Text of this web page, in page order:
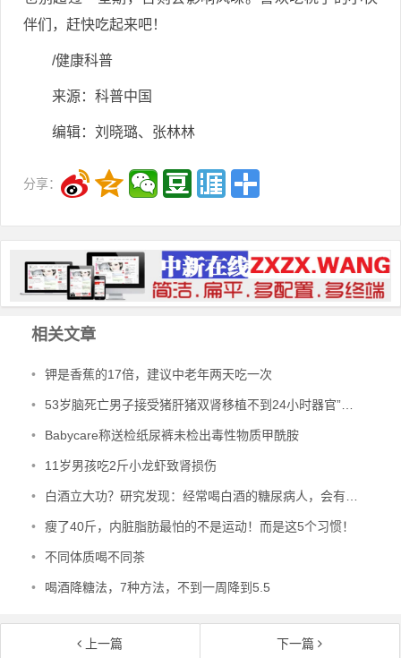
伴们，赶快吃起来吧！
/健康科普
来源：科普中国
编辑：刘晓璐、张林林
分享：
相关文章
• 钾是香蕉的17倍，建议中老年两天吃一次
• 53岁脑死亡男子接受猪肝猪双肾移植不到24小时器官”开始工作”
• Babycare称送检纸尿裤未检出毒性物质甲酰胺
• 11岁男孩吃2斤小龙虾致肾损伤
• 白酒立大功？研究发现：经常喝白酒的糖尿病人，会有4个坏处！
• 瘦了40斤，内脏脂肪最怕的不是运动！而是这5个习惯！
• 不同体质喝不同茶
• 喝酒降糖法，7种方法，不到一周降到5.5
上一篇
下一篇